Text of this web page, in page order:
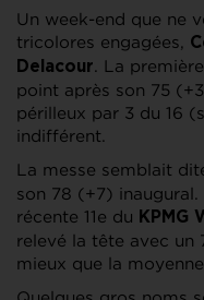
Un week-end que ne
tricolores engagées,
Delacour. La
point après son 75
périlleux par 3 du 16
indifférent.
La messe semblait
son 78 (+7) inaugural.
récente 11e du KPMG
relevé la tête avec un
mieux que la